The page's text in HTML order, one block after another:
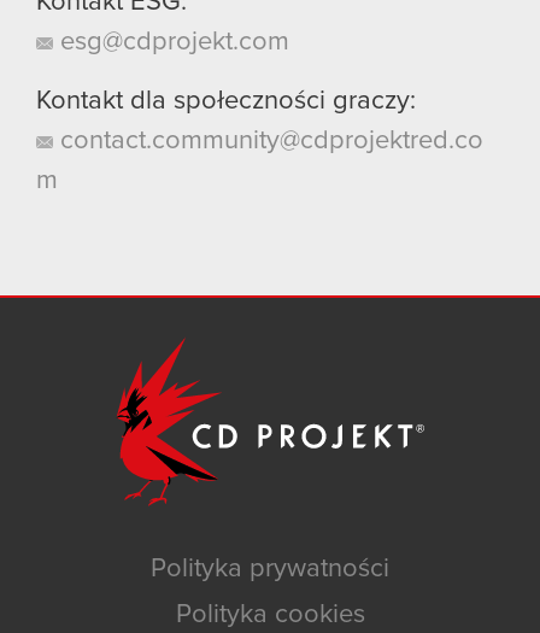
esg@cdprojekt.com
Kontakt dla społeczności graczy:
contact.community@cdprojektred.co
m
Polityka prywatności
Polityka cookies